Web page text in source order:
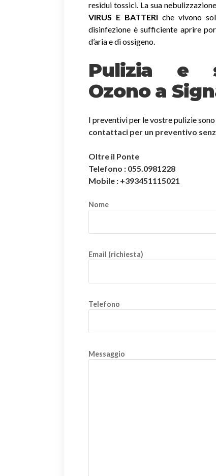
residui tossici. La sua
VIRUS E BATTERI che vivono
disinfezione è sufficiente aprire
d’aria e di ossigeno.
Pulizia e
Ozono a
I preventivi per le vostre pulizie
contattaci per un preventivo
Oltre il Ponte
Telefono : 055.0981228
Mobile : +393451115021
Nome
Email (richiesta)
Telefono
Messaggio